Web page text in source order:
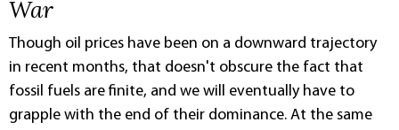
War
Though oil prices have been on a downward trajectory
in recent months, that doesn't obscure the fact that
fossil fuels are finite, and we will eventually have to
grapple with the end of their dominance. At the same